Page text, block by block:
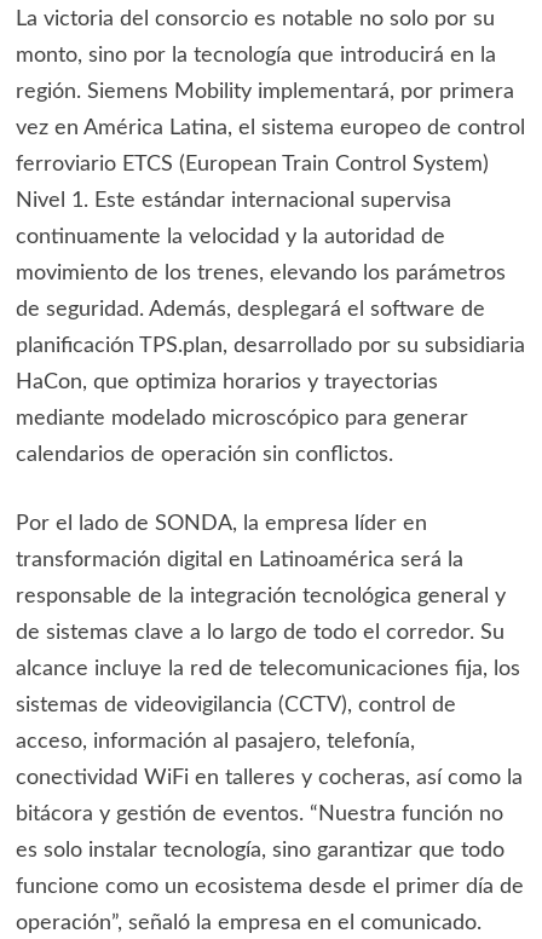
La victoria del consorcio es notable no solo por su
monto, sino por la tecnología que introducirá en la
región. Siemens Mobility implementará, por primera
vez en América Latina, el sistema europeo de control
ferroviario ETCS (European Train Control System)
Nivel 1. Este estándar internacional supervisa
continuamente la velocidad y la autoridad de
movimiento de los trenes, elevando los parámetros
de seguridad. Además, desplegará el software de
planificación TPS.plan, desarrollado por su subsidiaria
HaCon, que optimiza horarios y trayectorias
mediante modelado microscópico para generar
calendarios de operación sin conflictos.
Por el lado de SONDA, la empresa líder en
transformación digital en Latinoamérica será la
responsable de la integración tecnológica general y
de sistemas clave a lo largo de todo el corredor. Su
alcance incluye la red de telecomunicaciones fija, los
sistemas de videovigilancia (CCTV), control de
acceso, información al pasajero, telefonía,
conectividad WiFi en talleres y cocheras, así como la
bitácora y gestión de eventos. “Nuestra función no
es solo instalar tecnología, sino garantizar que todo
funcione como un ecosistema desde el primer día de
operación”, señaló la empresa en el comunicado.